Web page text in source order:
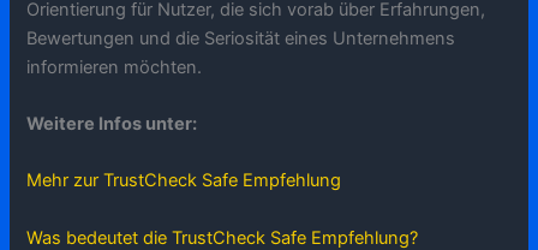
Orientierung für Nutzer, die sich vorab über Erfahrungen,
Bewertungen und die Seriosität eines Unternehmens
informieren möchten.
Weitere Infos unter:
Mehr zur TrustCheck Safe Empfehlung
Was bedeutet die TrustCheck Safe Empfehlung?